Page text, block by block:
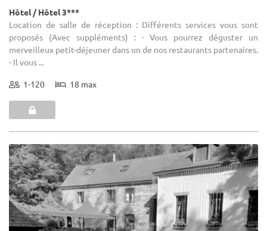
Hôtel / Hôtel 3***
Location de salle de réception : Différents services vous sont
proposés (Avec suppléments) : - Vous pourrez déguster un
merveilleux petit-déjeuner dans un de nos restaurants partenaires.
- Il vous ...
1-120 18 max